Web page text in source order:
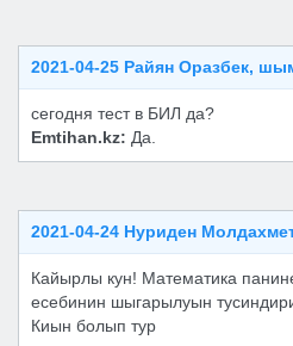
2021-04-25 Райян Оразбек,
сегодня тест в БИЛ да?
Emtihan.kz: Да.
2021-04-24 Нуриден
Кайырлы кун! Математика
есебинин шыгарылуын
Киын болып тур